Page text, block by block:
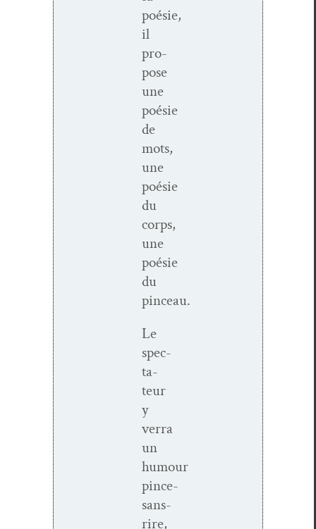
poésie,
il
pro­
pose
une
poésie
de
mots,
une
poésie
du
corps,
une
poésie
du
pinceau.
Le
spec­
ta­
teur
y
ver­ra
un
humour
pince-
sans-
rire,